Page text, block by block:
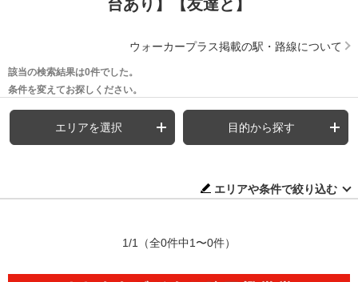
台あり】【友達と】
ウォーカープラス掲載の駅・路線について
該当の検索結果は0件でした。
条件を変えてお探しください。
エリアを選択 目的から探す
エリアや条件で絞り込む
1/1 （全0件中1〜0件）